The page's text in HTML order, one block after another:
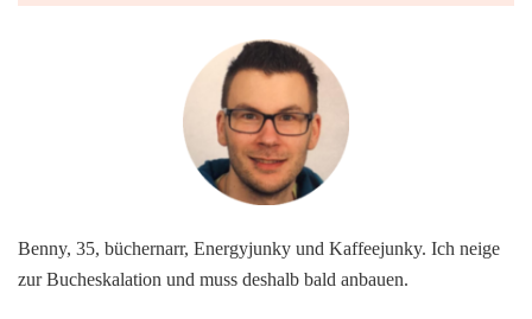
Benny, 35, büchernarr, Energyjunky und Kaffeejunky. Ich neige
zur Bucheskalation und muss deshalb bald anbauen.